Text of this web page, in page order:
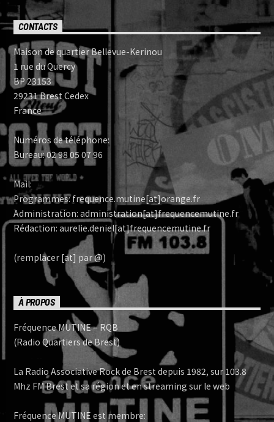
CONTACTS
Maison de quartier Bellevue-Kerinou
1 rue du Quercy
BP 23153
29231 Brest Cedex
France
Numéros de téléphone:
Bureau: 02 98 05 07 96
Mail:
Programmes: frequence.mutine[at]orange.fr
Administration: administration[at]frequencemutine.fr
Rédaction: aurelie.deniel[at]frequencemutine.fr
(remplacer [at] par @)
À PROPOS
Fréquence MUTINE – RQB
(Radio Quartiers de Brest)
La Radio Associative Rock de Brest depuis 1982, sur 103.8
Mhz FM Brest et sa région et en streaming sur le web
Fréquence MUTINE est membre: